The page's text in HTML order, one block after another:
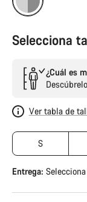
Selecciona
¿Cuál es
Ver tabla de
S
Entrega: Selecciona